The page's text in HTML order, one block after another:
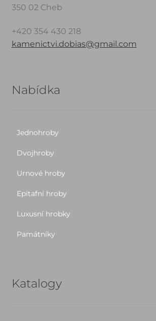
350 02 Cheb
+420 354 430 218
kamenictvi.dobias@gmail.com
Nabídka
Jednohroby
Dvojhroby
Urnové hroby
Epitafní hroby
Luxusní hrobky
Památníky
Katalogy